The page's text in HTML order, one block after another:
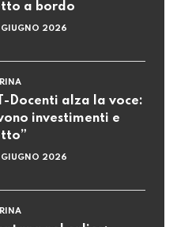
a bordo
2026
Docenti alza la voce:
investimenti e
2026